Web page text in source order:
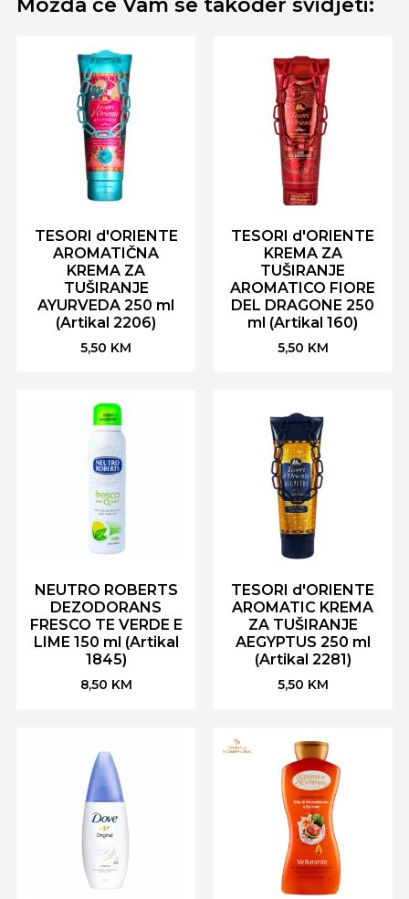
TESORI d'ORIENTE
AROMATIČNA
KREMA ZA
TUŠIRANJE
AYURVEDA 250 ml
(Artikal 2206)
5,50 KM
TESORI d'ORIENTE
KREMA ZA
TUŠIRANJE
AROMATICO FIORE
DEL DRAGONE 250
ml (Artikal 160)
5,50 KM
NEUTRO ROBERTS
DEZODORANS
FRESCO TE VERDE E
LIME 150 ml (Artikal
1845)
8,50 KM
TESORI d'ORIENTE
AROMATIC KREMA
ZA TUŠIRANJE
AEGYPTUS 250 ml
(Artikal 2281)
5,50 KM